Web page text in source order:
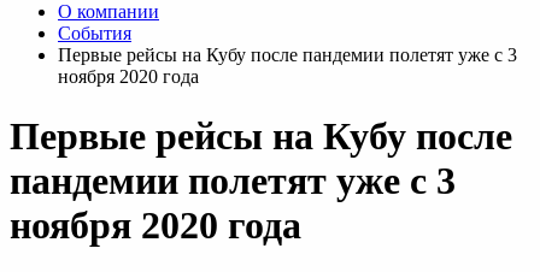
О компании
События
Первые рейсы на Кубу после пандемии полетят уже с 3
ноября 2020 года
Первые рейсы на Кубу после
пандемии полетят уже с 3
ноября 2020 года